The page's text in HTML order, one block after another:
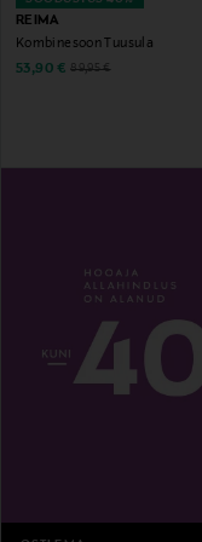
REIMA
Kombinesoon Tuusula
Discounted Price
53,90 € Original Price
89,95 €